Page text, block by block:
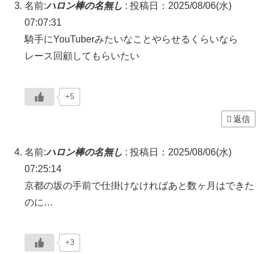
名前:ハロン棒の名無し : 投稿日：2025/08/06(水)
07:07:31
騎手にYouTuberみたいなことやらせるくらいなら
レース回顧してもらいたい
+5
返信
名前:ハロン棒の名無し : 投稿日：2025/08/06(水)
07:25:14
京都の坂の手前で仕掛けなければあと数ヶ月はできた
のに…
+3